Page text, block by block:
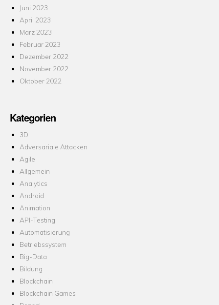
Juni 2023
April 2023
März 2023
Februar 2023
Dezember 2022
November 2022
Oktober 2022
Kategorien
3D
Adversariale Attacken
Agile
Allgemein
Analytics
Android
Animation
API-Testing
Automatisierung
Betriebssystem
Big-Data
Bildung
Blockchain
Blockchain Games